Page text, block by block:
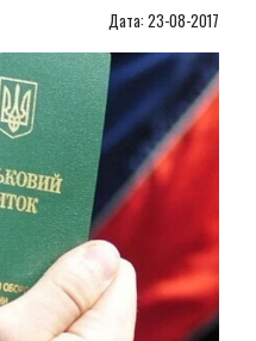
Дата: 23-08-2017